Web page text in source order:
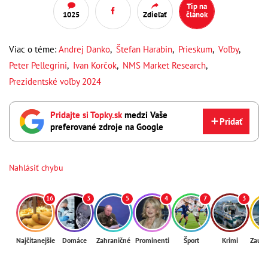
1025 Zdieľať
Tip na
článok
Viac o téme: Andrej Danko, Štefan Harabin, Prieskum, Voľby,
Peter Pellegrini, Ivan Korčok, NMS Market Research,
Prezidentské voľby 2024
Pridajte si Topky.skmedzi Vaše
preferované zdroje na Google
Pridať
Nahlásiť chybu
16
Najčítanejšie
3
Domáce
5
Zahraničné
4
Prominenti
7
Šport
3
Krimi